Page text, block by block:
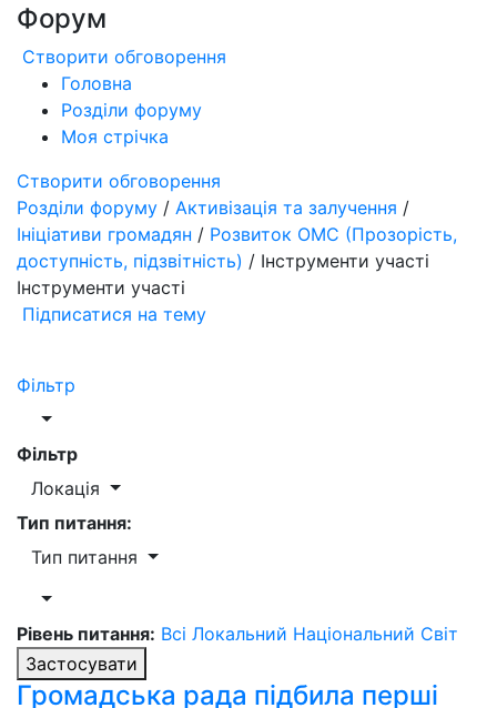
Форум
Створити обговорення
Головна
Розділи форуму
Моя стрічка
Створити обговорення
Розділи форуму / Активізація та залучення /
Ініціативи громадян / Розвиток ОМС (Прозорість,
доступність, підзвітність) / Інструменти участі
Інструменти участі
Підписатися на тему
Фільтр
Фільтр
Локація
Тип питання:
Тип питання
Рівень питання: Всі Локальний Національний Світ
Застосувати
Громадська рада підбила перші